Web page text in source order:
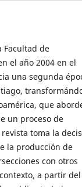
Facultad de
el año 2004 en el
una segunda
que
un proceso de
toma la
la producción de
con otros
a partir del